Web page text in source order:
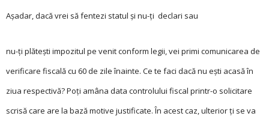
Așadar, dacă vrei să fentezi statul și nu-ți declari sau
nu-ți plătești impozitul pe venit conform legii, vei primi comunicarea de
verificare fiscală cu 60 de zile înainte. Ce te faci dacă nu ești acasă în
ziua respectivă? Poți amâna data controlului fiscal printr-o solicitare
scrisă care are la bază motive justificate. În acest caz, ulterior ți se va